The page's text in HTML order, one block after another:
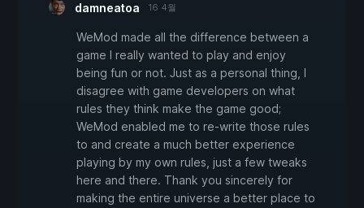
damneatoa 16 4월
WeMod made all the difference between a
game I really wanted to play and enjoy
being fun or not. Just as a personal thing, I
disagree with game developers on what
rules they think make the game good;
WeMod enabled me to re-write those rules
to and create a much better experience
playing by my own rules, just a few tweaks
here and there. Thank you sincerely for
making the entire universe a better place to